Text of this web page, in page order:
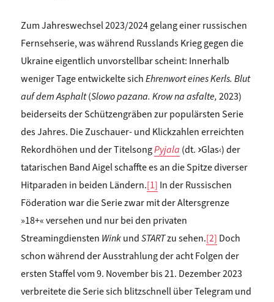
Zum Jahreswechsel 2023/2024 gelang einer russischen
Fernsehserie, was während Russlands Krieg gegen die
Ukraine eigentlich unvorstellbar scheint: Innerhalb
weniger Tage entwickelte sichEhrenwort eines Kerls. Blut
auf dem Asphalt(Slowo pazana. Krow na asfalte,2023)
beiderseits der Schützengräben zur populärsten Serie
des Jahres. Die Zuschauer- und Klickzahlen erreichten
Rekordhöhen und der TitelsongPyjala (dt. ›Glas‹) der
tatarischen Band Aigel schaffte es an die Spitze diverser
Hitparaden in beiden Ländern.[1] In der Russischen
Föderation war die Serie zwar mit der Altersgrenze
»18+« versehen und nur bei den privaten
Streamingdiensten WinkundSTARTzu sehen.[2] Doch
schon während der Ausstrahlung der acht Folgen der
ersten Staffel vom 9. November bis 21. Dezember 2023
verbreitete die Serie sich blitzschnell über Telegram und